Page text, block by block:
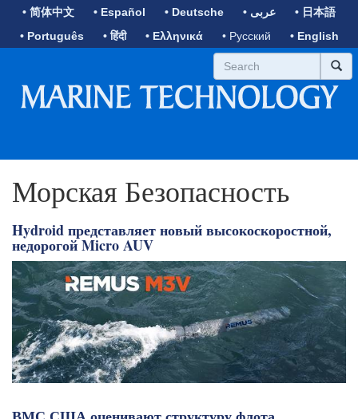
• 简体中文 • Español • Deutsche • عربى
• 日本語
• Português
• हिंदी • Ελληνικά • Русский • English
Морская Безопасность
Hydroid представляет новый высокоскоростной,
недорогой Micro AUV